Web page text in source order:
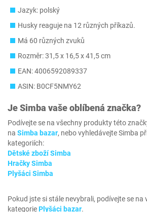
Jazyk: polský
Husky reaguje na 12 různých příkazů.
Má 60 různých zvuků
Rozměr: 31,5 x 16,5 x 41,5 cm
EAN: 4006592089337
ASIN: B0CF5NMY62
JeSimba vaše oblíbená značka?
Podívejte se na všechny produkty této
na Simba bazar, nebo vyhledávejte Simba
kategoriích:
Dětské zboží Simba
Hračky Simba
Plyšáci Simba
Pokud jste si stále nevybrali, podívejte se
kategoriePlyšáci bazar.